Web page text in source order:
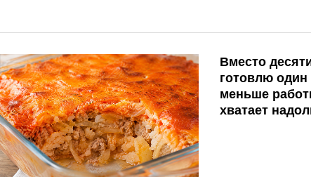
Вместо
готовлю
меньше
хватает